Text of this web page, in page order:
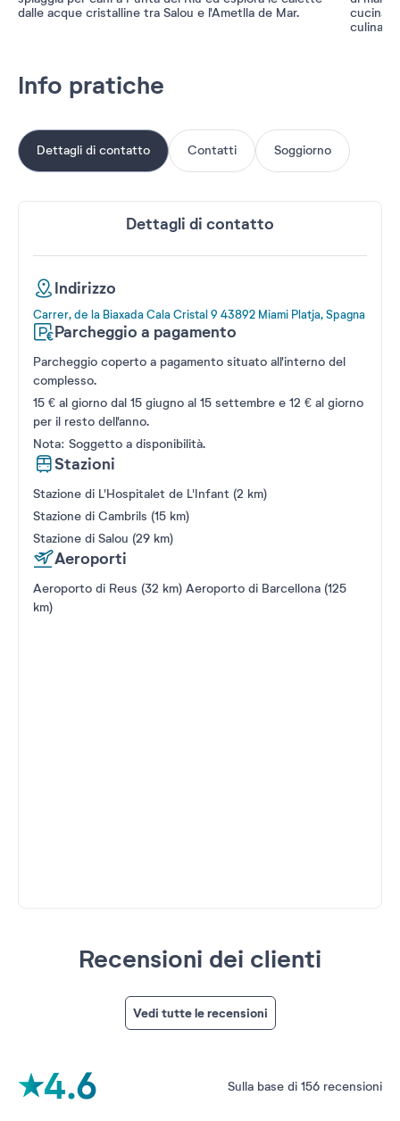
dalle acque cristalline tra Salou e l'Ametlla de Mar.
cucina
Info pratiche
Dettagli di contatto Contatti Soggiorno
Dettagli di contatto
Indirizzo
Carrer, de la Biaxada Cala Cristal 9 43892 Miami Platja, Spagna
Parcheggio a pagamento
Parcheggio coperto a pagamento situato all'interno del
complesso.
15 € al giorno dal 15 giugno al 15 settembre e 12 € al giorno
per il resto dell'anno.
Nota: Soggetto a disponibilità.
Stazioni
Stazione di L'Hospitalet de L'Infant (2 km)
Stazione di Cambrils (15 km)
Stazione di Salou (29 km)
Aeroporti
Aeroporto di Reus (32 km) Aeroporto di Barcellona (125
km)
Recensioni dei clienti
4.6 Sulla base di 156 recensioni
Vedi tutte le recensioni